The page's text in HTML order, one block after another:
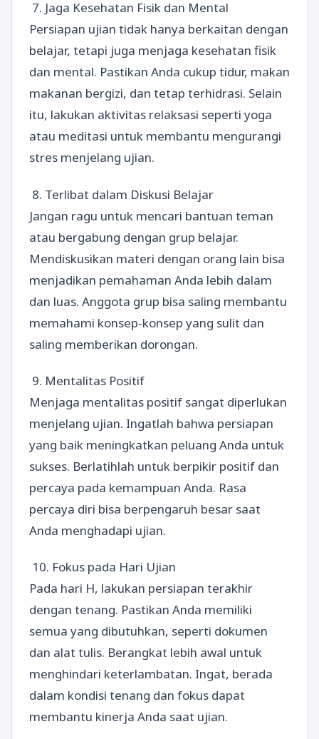
7. Jaga Kesehatan Fisik dan Mental
Persiapan ujian tidak hanya berkaitan dengan
belajar, tetapi juga menjaga kesehatan fisik
dan mental. Pastikan Anda cukup tidur, makan
makanan bergizi, dan tetap terhidrasi. Selain
itu, lakukan aktivitas relaksasi seperti yoga
atau meditasi untuk membantu mengurangi
stres menjelang ujian.
8. Terlibat dalam Diskusi Belajar
Jangan ragu untuk mencari bantuan teman
atau bergabung dengan grup belajar.
Mendiskusikan materi dengan orang lain bisa
menjadikan pemahaman Anda lebih dalam
dan luas. Anggota grup bisa saling membantu
memahami konsep-konsep yang sulit dan
saling memberikan dorongan.
9. Mentalitas Positif
Menjaga mentalitas positif sangat diperlukan
menjelang ujian. Ingatlah bahwa persiapan
yang baik meningkatkan peluang Anda untuk
sukses. Berlatihlah untuk berpikir positif dan
percaya pada kemampuan Anda. Rasa
percaya diri bisa berpengaruh besar saat
Anda menghadapi ujian.
10. Fokus pada Hari Ujian
Pada hari H, lakukan persiapan terakhir
dengan tenang. Pastikan Anda memiliki
semua yang dibutuhkan, seperti dokumen
dan alat tulis. Berangkat lebih awal untuk
menghindari keterlambatan. Ingat, berada
dalam kondisi tenang dan fokus dapat
membantu kinerja Anda saat ujian.